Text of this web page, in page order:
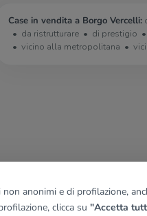
Case in vendita a Borgo Vercelli:
da ristrutturare
di prestigio
vicino alla metropolitana
anonimi e di profilazione,
clicca su "Accetta